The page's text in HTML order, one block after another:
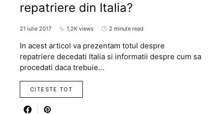
repatriere din Italia?
21 iulie 2017 1,2K views 2 minute read
In acest articol va prezentam totul despre
repatriere decedati Italia si informatii despre cum sa
procedati daca trebuie…
CITESTE TOT